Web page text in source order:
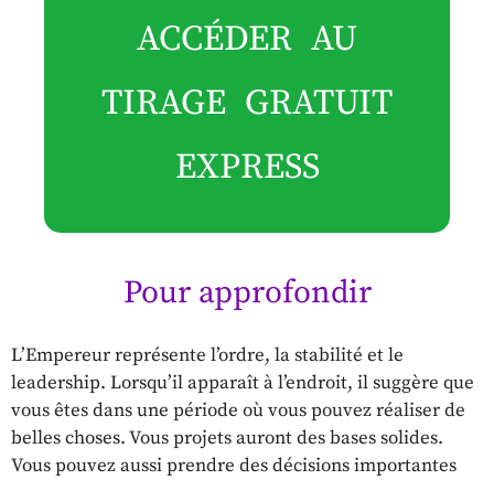
ACCÉDER AU
TIRAGE GRATUIT
EXPRESS
Pour approfondir
L’Empereur représente l’ordre, la stabilité et le
leadership. Lorsqu’il apparaît à l’endroit, il suggère que
vous êtes dans une période où vous pouvez réaliser de
belles choses. Vous projets auront des bases solides.
Vous pouvez aussi prendre des décisions importantes